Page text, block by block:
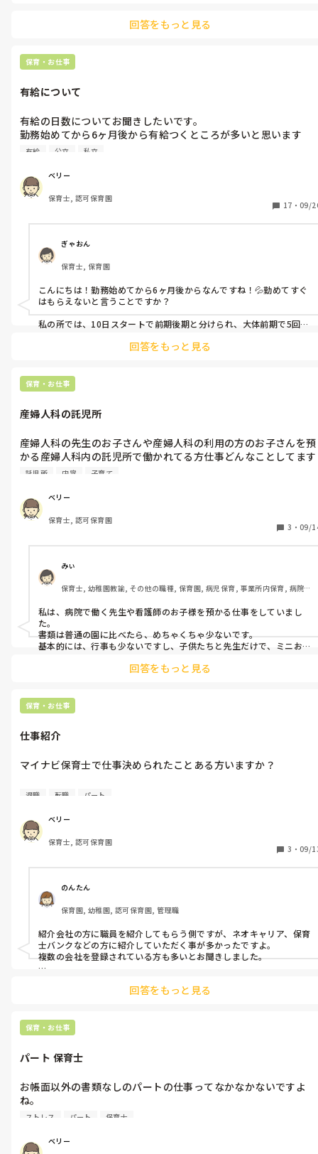
どうしたらいいでしょうか。回答をもっと見る
保育・お仕事
有給について
有給の日数についてお聞きしたいです。
勤務始めてから6ヶ月後から有給つくところが多いと思います
が、何日もらえましたか？
今回の私立保育園では派遣と直接のパート勤務の人は違うようで
7日の人と10日の人ないるようです。
皆さんのところははじめ一回目のもらえた有給は何日でしたか？
有給 公立 私立
ベリー
保育士, 認可保育園
17 ・ 09/
ぎゃおん
保育士, 保育園
こんにちは！勤務始めてから6ヶ月後からなんですね！💦勤めてすぐ
はもらえないと言うことですか？
私の所では、10日スタートで前期後期と分けられ、大体前期で5回、
にと言うことだと思います。回答をもっと見る
保育・お仕事
産婦人科の託児所
産婦人科の先生のお子さんや産婦人科の利用の方のお子さんを預
かる産婦人科内の託児所で働かれてる方仕事どんなことしてます
か？
書類や仕事内容教えて下さい。
募集があり悩んでます。
募集のところにはお世話や検診の手伝いなど書いてありましたが
大変でしょうか？
託児所 内容 子育て
ベリー
保育士, 認可保育園
3 ・ 09/
みぃ
保育士, 幼稚園教諭, その他の職種, 保育園, 病児保育, 事業所内保育, 病院
私は、病院で働く先生や看護師のお子様を預かる仕事をしていまし
た。
書類は普通の園に比べたら、めちゃくちゃ少ないです。
基本的には、行事も少ないですし、子供たちと先生だけで、ミニお
ちなみに、病棟のお手伝いは、時間が空いた時に器具の消毒などを
回答をもっと見る
保育・お仕事
仕事紹介
マイナビ保育士で仕事決められたことある方いますか？
相談しようか悩んでます。
アスカさんでも登録はしてますが条件に合うところがなかなかあ
りません。
退職 転職 パート
ベリー
保育士, 認可保育園
3 ・ 09/
のんたん
保育園, 幼稚園, 認可保育園, 管理職
紹介会社の方に職員を紹介してもらう側ですが、ネオキャリア、保育
士バンクなどの方に紹介していただく事が多かったですよ。
複数の会社を登録されている方も多いとお聞きしました。
回答をもっと見る
保育・お仕事
パート 保育士
お帳面以外の書類なしのパートの仕事ってなかなかないですよ
ね。
個別の書類書くのが苦手で嫌です。
かないですよね。
ストレス パート 保育士
ベリー